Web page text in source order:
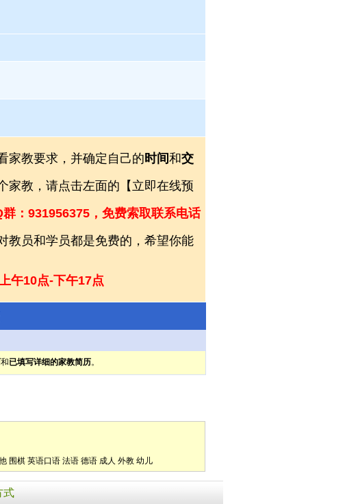
家教要求，并确定自己的时间和交
家教，请点击左面的【立即在线预
：931956375，免费索取联系电话
教员和学员都是免费的，希望你能
午10点-下午17点
和已填写详细的家教简历。
围棋 英语口语 法语 德语 成人 外教 幼儿
式